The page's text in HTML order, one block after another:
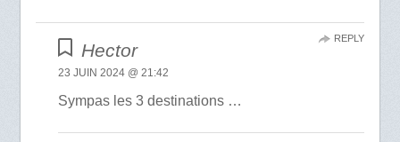
Hector
23 JUIN 2024 @ 21:42
Sympas les 3 destinations …
REPLY